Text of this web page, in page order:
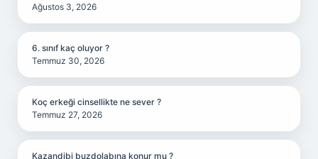
Ağustos 3, 2026
6. sınıf kaç oluyor ?
Temmuz 30, 2026
Koç erkeği cinsellikte ne sever ?
Temmuz 27, 2026
Kazandibi buzdolabına konur mu ?